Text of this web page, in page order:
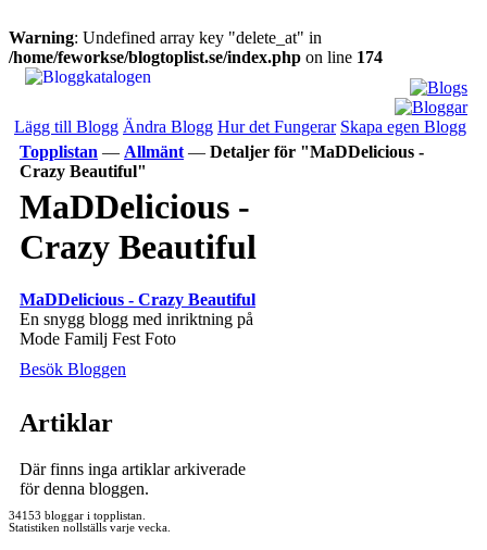
Warning: Undefined array key "delete_at" in
/home/feworkse/blogtoplist.se/index.php on line 174
Lägg till Blogg Ändra Blogg Hur det Fungerar Skapa egen Blogg
Topplistan — Allmänt — Detaljer för "MaDDelicious -
Crazy Beautiful"
MaDDelicious -
Crazy Beautiful
MaDDelicious - Crazy Beautiful
En snygg blogg med inriktning på
Mode Familj Fest Foto
Besök Bloggen
Artiklar
Där finns inga artiklar arkiverade
för denna bloggen.
34153 bloggar i topplistan.
Statistiken nollställs varje vecka.